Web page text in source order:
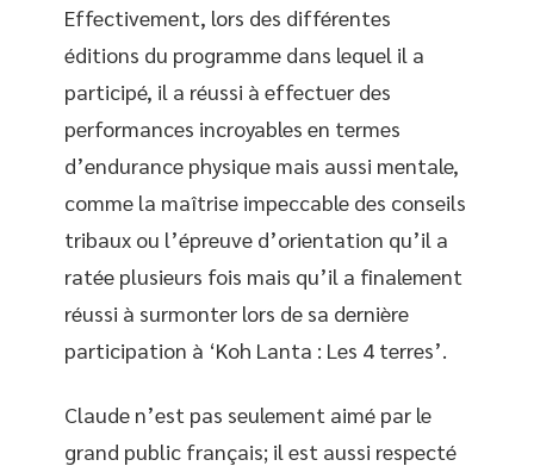
Effectivement, lors des différentes
éditions du programme dans lequel il a
participé, il a réussi à effectuer des
performances incroyables en termes
d’endurance physique mais aussi mentale,
comme la maîtrise impeccable des conseils
tribaux ou l’épreuve d’orientation qu’il a
ratée plusieurs fois mais qu’il a finalement
réussi à surmonter lors de sa dernière
participation à ‘Koh Lanta : Les 4 terres’.
Claude n’est pas seulement aimé par le
grand public français; il est aussi respecté